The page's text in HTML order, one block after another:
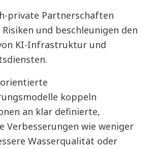
private Partnerschaften
und beschleunigen den
KI-Infrastruktur und
koppeln
an klar definierte,
Verbesserungen wie weniger
Wasserqualität oder